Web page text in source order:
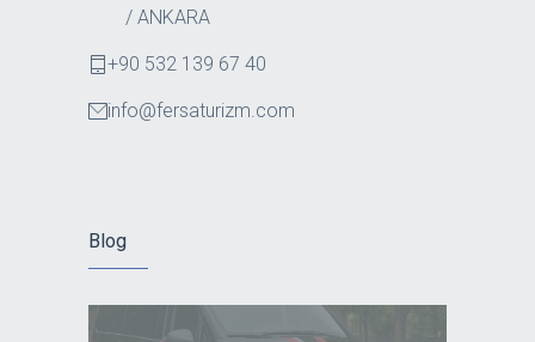
/ ANKARA
+90 532 139 67 40
info@fersaturizm.com
Blog